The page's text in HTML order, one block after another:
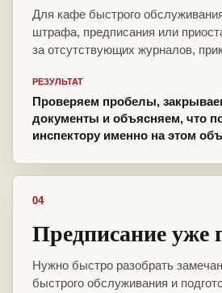
Для кафе быстрого
штрафа, предписания или
за отсутствующих журналов,
РЕЗУЛЬТАТ
Проверяем пробелы,
документы и объясняем, что
инспектору именно на этом
04
Предписание уже
Нужно быстро разобрать
быстрого обслуживания и